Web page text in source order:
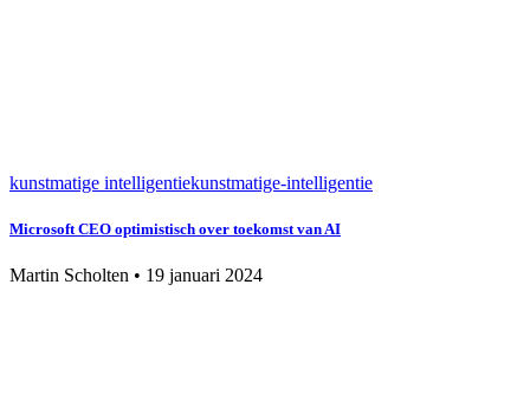
kunstmatige intelligentiekunstmatige-intelligentie
Microsoft CEO optimistisch over toekomst van AI
Martin Scholten • 19 januari 2024